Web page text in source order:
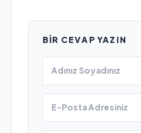
BIR CEVAP YAZIN